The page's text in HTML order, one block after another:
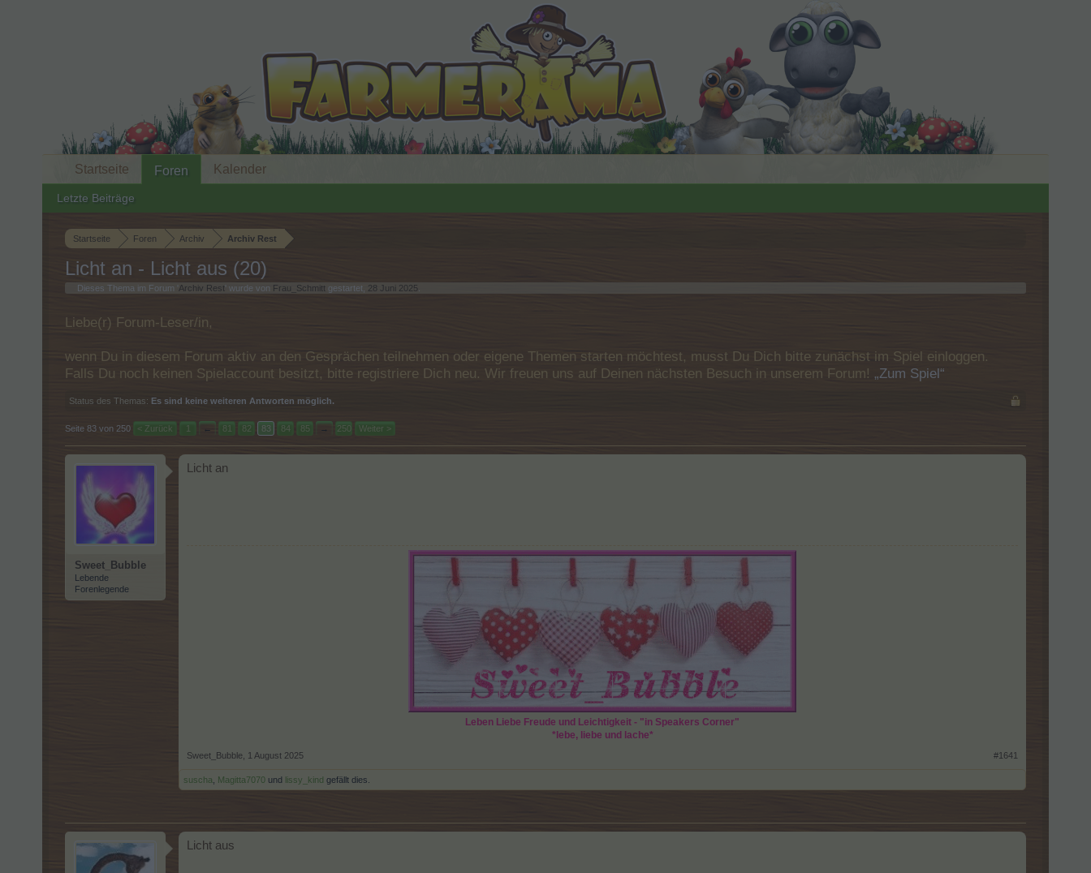
Startseite Foren Archiv Archiv Rest
Licht an - Licht aus (20)
Dieses Thema im Forum ' Archiv Rest ' wurde von Frau_Schmitt gestartet, 28 Juni 2025
Liebe(r) Forum-Leser/in,
wenn Du in diesem Forum aktiv an den Gesprächen teilnehmen oder eigene Themen starten möchtest, musst Du Dich bitte zunächst im Spiel einloggen.
Falls Du noch keinen Spielaccount besitzt, bitte registriere Dich neu. Wir freuen uns auf Deinen nächsten Besuch in unserem Forum! „Zum Spiel“
Status des Themas: Es sind keine weiteren Antworten möglich.
Seite 83 von 250 < Zurück 1 ← 81 82 83 84 85 → 250 Weiter >
Sweet_Bubble
Lebende
Forenlegende
Licht an
Leben Liebe Freude und Leichtigkeit - "in Speakers Corner"
*lebe, liebe und lache*
Sweet_Bubble 1 August 2025 #1641
suscha Magitta7070 und lissy_kind gefällt dies.
Licht aus
Startseite Foren
Letzte Beiträge
Kalender